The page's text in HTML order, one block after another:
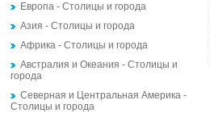
Европа - Столицы и города
Азия - Столицы и города
Африка - Столицы и города
Австралия и Океания - Столицы и
города
Северная и Центральная Америка -
Столицы и города